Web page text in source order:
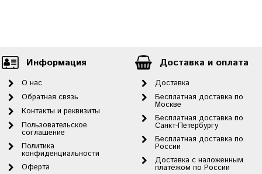
Информация
О нас
Обратная связь
Контакты и реквизиты
Пользовательское
соглашение
Политика
конфиденциальности
Оферта
Доставка и оплата
Доставка
Бесплатная доставка по
Москве
Бесплатная доставка по
Санкт-Петербургу
Бесплатная доставка по
России
Доставка с наложенным
платёжом по России